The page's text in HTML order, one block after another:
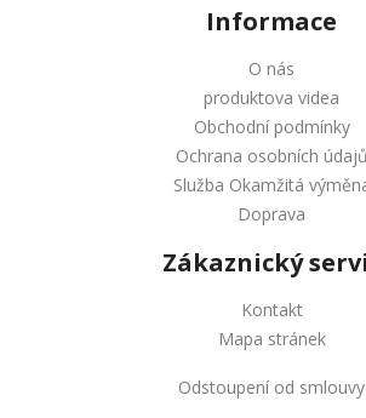
Informace
O nás
produktova videa
Obchodní podmínky
Ochrana osobních údajů
Služba Okamžitá
Doprava
Zákaznický
Kontakt
Mapa stránek
Odstoupení od smlouvy